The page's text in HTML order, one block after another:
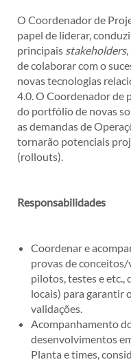
O Coordenador de
papel de liderar,
principais stakeholders
de colaborar com o
novas tecnologias
4.0. O Coordenador de
do portfólio de novas
as demandas de
tornarão potenciais
(rollouts).
Responsabilidades
Coordenar e
provas de conceitos/
pilotos, testes e etc.,
locais) para garantir
validações.
Acompanhamento
desenvolvimentos
Planta e times,